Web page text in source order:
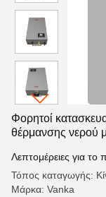
Φορητοί
θέρμανσης νερού
Λεπτομέρειες για το
Τόπος καταγωγής:
Μάρκα: Vanka